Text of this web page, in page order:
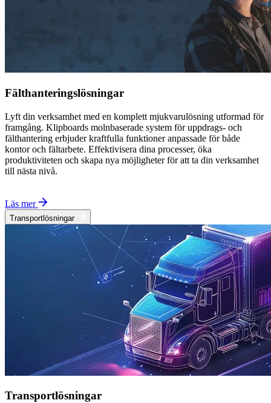
Fälthanteringslösningar
Lyft din verksamhet med en komplett mjukvarulösning utformad för
framgång. Klipboards molnbaserade system för uppdrags- och
fälthantering erbjuder kraftfulla funktioner anpassade för både
kontor och fältarbete. Effektivisera dina processer, öka
produktiviteten och skapa nya möjligheter för att ta din verksamhet
till nästa nivå.
Läs mer
Transportlösningar
Transportlösningar